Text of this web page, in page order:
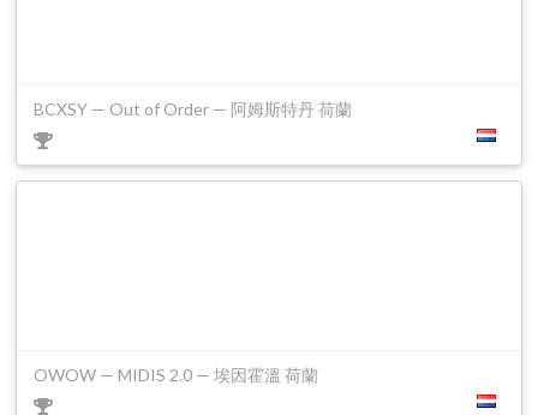
BCXSY — Out of Order — 阿姆斯特丹 荷蘭
OWOW — MIDIS 2.0 — 埃因霍溫 荷蘭